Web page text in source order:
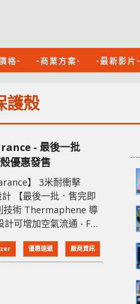
格- -商業方案- -最新影片-
護殼
- 最後一批
優惠發售
】 3米耐衝擊
【最後一批．售完即
技術 Thermaphene 導
計可增加空氣流通 - For
優惠速遞 廠商資訊